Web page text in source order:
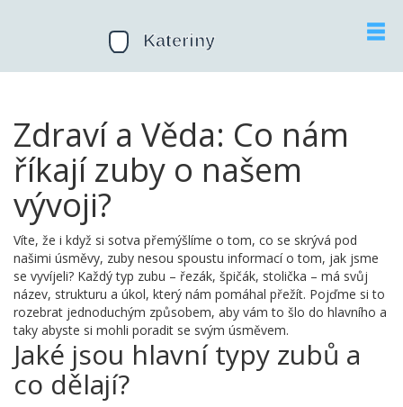
Zdraví a Věda: Co nám
říkají zuby o našem
vývoji?
Víte, že i když si sotva přemýšlíme o tom, co se skrývá pod
našimi úsměvy, zuby nesou spoustu informací o tom, jak jsme
se vyvíjeli? Každý typ zubu – řezák, špičák, stolička – má svůj
název, strukturu a úkol, který nám pomáhal přežít. Pojďme si to
rozebrat jednoduchým způsobem, aby vám to šlo do hlavního a
taky abyste si mohli poradit se svým úsměvem.
Jaké jsou hlavní typy zubů a
co dělají?